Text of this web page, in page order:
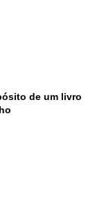
de um livro